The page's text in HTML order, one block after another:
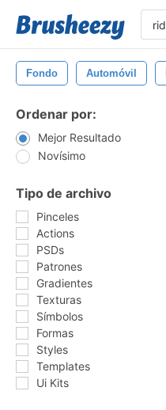
Fondo Automóvil
Ordenar por:
Mejor Resultado
Novísimo
Tipo de archivo
Pinceles
Actions
PSDs
Patrones
Gradientes
Texturas
Símbolos
Formas
Styles
Templates
Ui Kits